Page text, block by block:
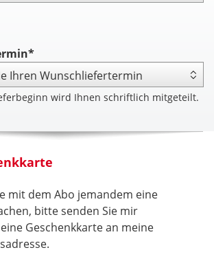
wird Ihnen schriftlich mitgeteilt.
mit dem Abo jemandem eine
bitte senden Sie mir
Geschenkkarte an meine